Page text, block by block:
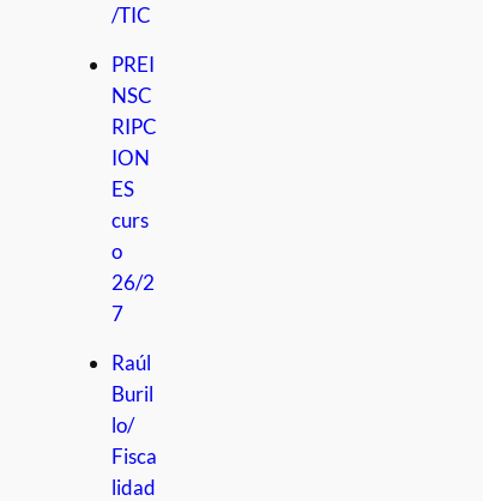
/TIC
PREI
NSC
RIPC
ION
ES
curs
o
26/2
7
Raúl
Buril
lo/
Fisca
lidad